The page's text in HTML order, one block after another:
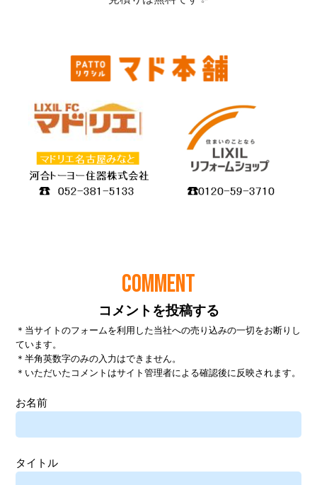
COMMENT
コメントを投稿する
＊当サイトのフォームを利用した当社への売り込みの一切をお断りし
ています。
＊半角英数字のみの入力はできません。
＊いただいたコメントはサイト管理者による確認後に反映されます。
お名前
タイトル